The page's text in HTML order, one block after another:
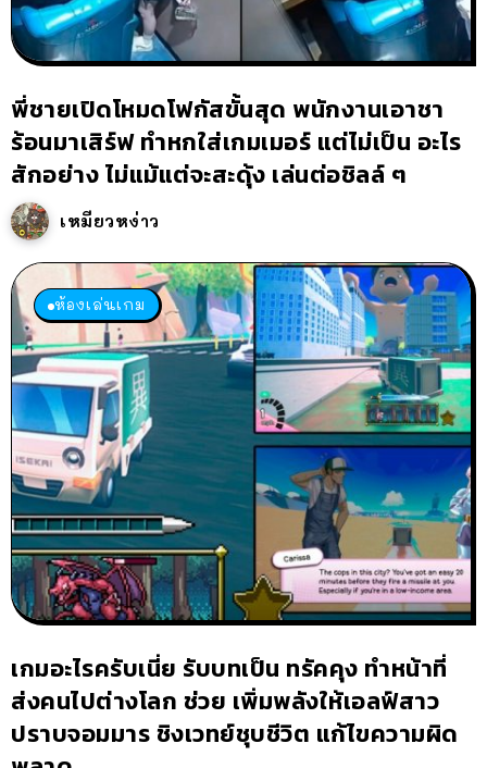
พี่ชายเปิดโหมดโฟกัสขั้นสุด พนักงานเอาชา
ร้อนมาเสิร์ฟ ทำหกใส่เกมเมอร์ แต่ไม่เป็น อะไร
สักอย่าง ไม่แม้แต่จะสะดุ้ง เล่นต่อชิลล์ ๆ
เหมียวหง่าว
ห้องเล่นเกม
เกมอะไรครับเนี่ย รับบทเป็น ทรัคคุง ทำหน้าที่
ส่งคนไปต่างโลก ช่วย เพิ่มพลังให้เอลฟ์สาว
ปราบจอมมาร ชิงเวทย์ชุบชีวิต แก้ไขความผิด